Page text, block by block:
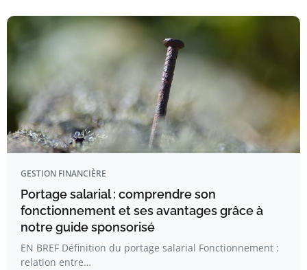
GESTION FINANCIÈRE
Portage salarial : comprendre son
fonctionnement et ses avantages grâce à
notre guide sponsorisé
EN BREF Définition du portage salarial Fonctionnement :
relation entre…